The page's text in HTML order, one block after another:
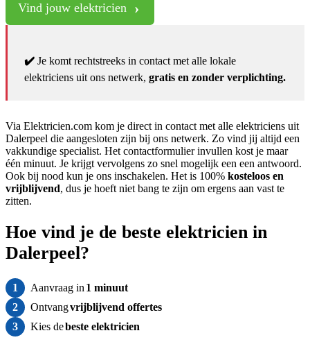
Vind jouw elektricien
✔️ Je komt rechtstreeks in contact met alle lokale
elektriciens uit ons netwerk,gratis en zonder verplichting.
Via Elektricien.com kom je direct in contact met alle elektriciens uit
Dalerpeel die aangesloten zijn bij ons netwerk. Zo vind jij altijd een
vakkundige specialist. Het contactformulier invullen kost je maar
één minuut. Je krijgt vervolgens zo snel mogelijk een een antwoord.
Ook bij nood kun je ons inschakelen. Het is 100% kosteloos en
vrijblijvend, dus je hoeft niet bang te zijn om ergens aan vast te
zitten.
Hoe vind je de beste elektricien in
Dalerpeel?
1 Aanvraag in 1 minuut
2
Ontvangvrijblijvend offertes
3
Kies debeste elektricien